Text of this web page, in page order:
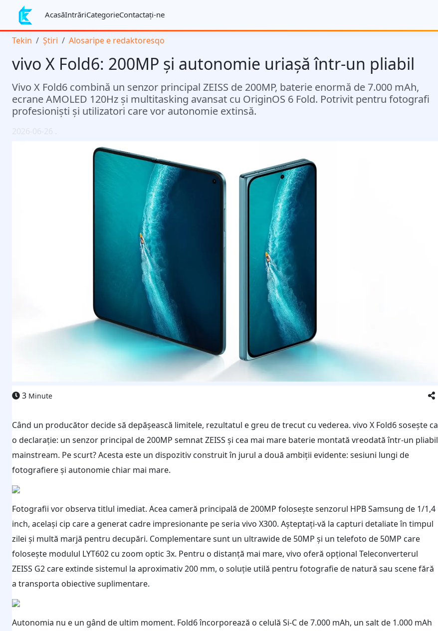
AcasăIntrăriCategorieContactaţi-ne
Tekin Știri Alosaripe e redaktoresqo
vivo X Fold6: 200MP și autonomie uriașă într-un pliabil
Vivo X Fold6 combină un senzor principal ZEISS de 200MP, baterie enormă de 7.000 mAh,
ecrane AMOLED 120Hz și multitasking avansat cu OriginOS 6 Fold. Potrivit pentru fotografi
profesioniști și utilizatori care vor autonomie extinsă.
2026-06-26 .
3 Minute
Când un producător decide să depășească limitele, rezultatul e greu de trecut cu vederea. vivo X Fold6 sosește ca
o declarație: un senzor principal de 200MP semnat ZEISS și cea mai mare baterie montată vreodată într-un pliabil
mainstream. Pe scurt? Acesta este un dispozitiv construit în jurul a două ambiții evidente: sesiuni lungi de
fotografiere și autonomie chiar mai mare.
Fotografii vor observa titlul imediat. Acea cameră principală de 200MP folosește senzorul HPB Samsung de 1/1,4
inch, același cip care a generat cadre impresionante pe seria vivo X300. Așteptați-vă la capturi detaliate în timpul
zilei și multă marjă pentru decupări. Complementare sunt un ultrawide de 50MP și un telefoto de 50MP care
folosește modulul LYT602 cu zoom optic 3x. Pentru o distanță mai mare, vivo oferă opțional Teleconverterul
ZEISS G2 care extinde sistemul la aproximativ 200 mm, o soluție utilă pentru fotografie de natură sau scene fără
a transporta obiective suplimentare.
Autonomia nu e un gând de ultim moment. Fold6 încorporează o celulă Si-C de 7.000 mAh, un salt de 1.000 mAh